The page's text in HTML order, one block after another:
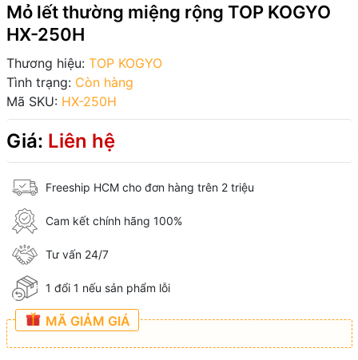
Mỏ lết thường miệng rộng TOP KOGYO
HX-250H
Thương hiệu: TOP KOGYO
Tình trạng: Còn hàng
Mã SKU: HX-250H
Giá: Liên hệ
Freeship HCM cho đơn hàng trên 2 triệu
Cam kết chính hãng 100%
Tư vấn 24/7
1 đổi 1 nếu sản phẩm lỗi
MÃ GIẢM GIÁ